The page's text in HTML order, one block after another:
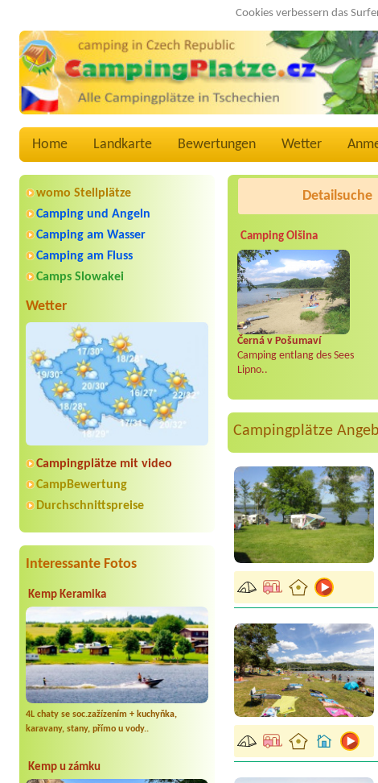
Cookies verbessern das
Home Landkarte Bewertungen Wetter
womo Stellplätze
Camping und Angeln
Camping am Wasser
Camping am Fluss
Camps Slowakei
Wetter
Campingplätze mit video
CampBewertung
Durchschnittspreise
Interessante Fotos
Kemp Keramika
4L chaty se soc.zažízením + kuchyňka,
karavany, stany, přímo u vody..
Kemp u zámku
Detailsuche
Camping Olšina
Černá v Pošumaví
Camping entlang des Sees
Lipno..
Campingplätze